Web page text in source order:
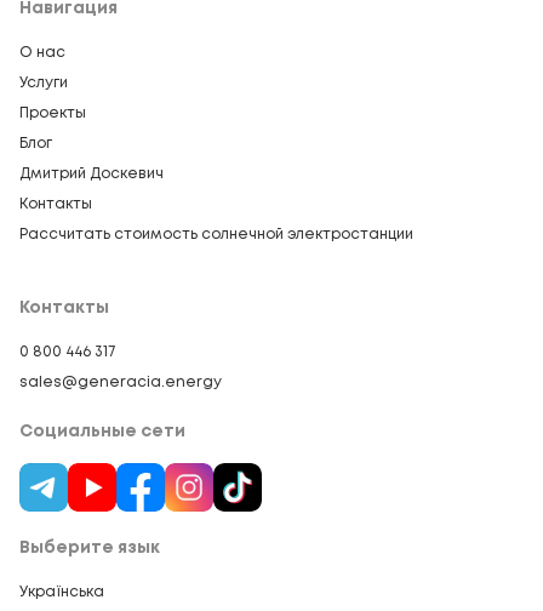
Навигация
О нас
Услуги
Проекты
Блог
Дмитрий Доскевич
Контакты
Рассчитать стоимость солнечной электростанции
Контакты
0 800 446 317
sales@generacia.energy
Социальные сети
Выберите язык
Українська